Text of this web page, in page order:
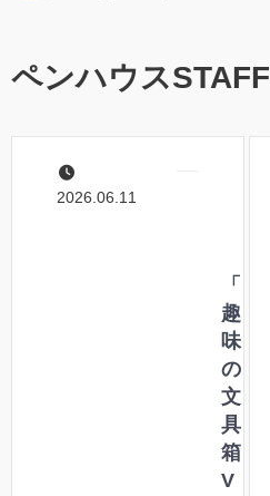
ペンハウスSTAFF
2026.06.11
「
趣
味
の
文
具
箱
V